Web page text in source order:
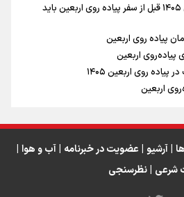
مرز شلمچه تا شهرهای زیارتی
آنچه که زائران اربعین حسینی ۱۴۰۵ قبل از سفر پیاده روی اربعین باید
اربعین
| آرشیو | عضویت در خبرنامه | آب و هوا |
شرعی | نظرسنجی